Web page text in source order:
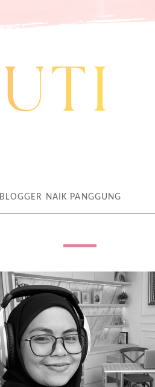
BLOGGER NAIK PANGGUNG